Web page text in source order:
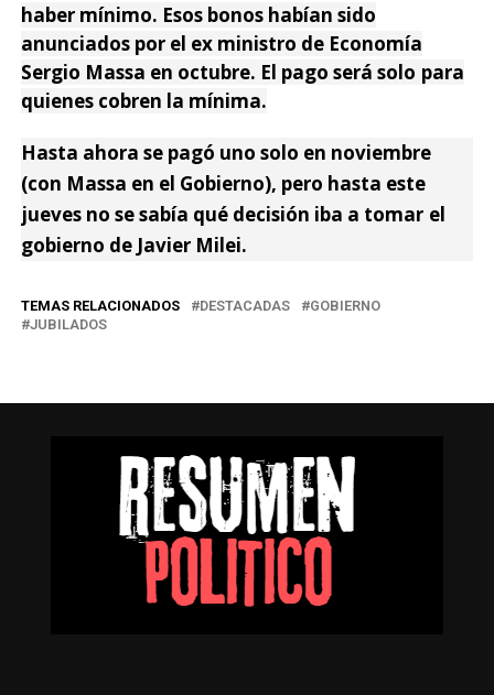
haber mínimo. Esos bonos habían sido
anunciados por el ex ministro de Economía
Sergio Massa en octubre. El pago será solo para
quienes cobren la mínima.
Hasta ahora se pagó uno solo en noviembre
(con Massa en el Gobierno), pero hasta este
jueves no se sabía qué decisión iba a tomar el
gobierno de Javier Milei.
TEMAS RELACIONADOS DESTACADAS
GOBIERNO
JUBILADOS